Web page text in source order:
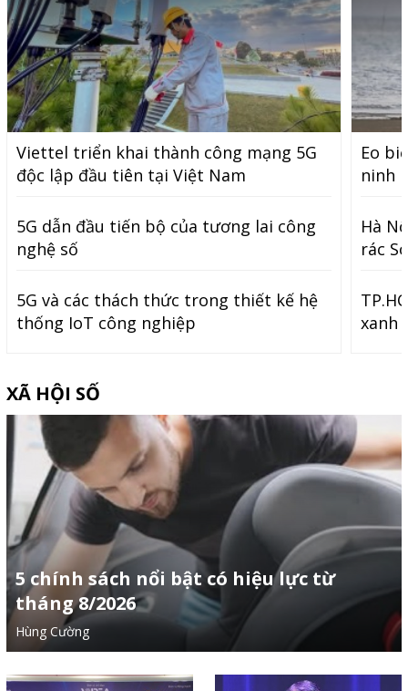
Viettel triển khai thành công mạng 5G
độc lập đầu tiên tại Việt Nam
5G dẫn đầu tiến bộ của tương lai công
nghệ số
5G và các thách thức trong thiết kế hệ
thống IoT công nghiệp
Eo
ninh
Hà
rác
xanh
XÃ HỘI SỐ
5 chính sách nổi bật có hiệu lực từ
tháng 8/2026
Hùng Cường